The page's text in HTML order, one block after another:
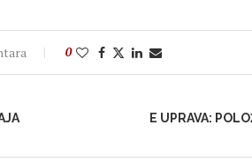
0
E UPRAVA: